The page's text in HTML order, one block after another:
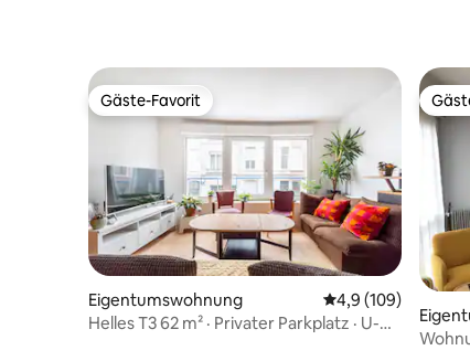
Gäste-Favorit
Gäste-Favorit
Eigentumswohnung Durchschnittliche
4,9 (109)
Helles T3 62 m² · Privater Parkplatz · U-